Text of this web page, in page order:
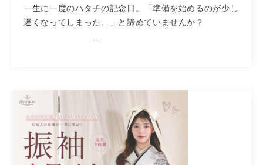
一生に一度のハタチの記念日。「準備を始めるのが少し
遅くなってしまった…」と諦めていませんか？